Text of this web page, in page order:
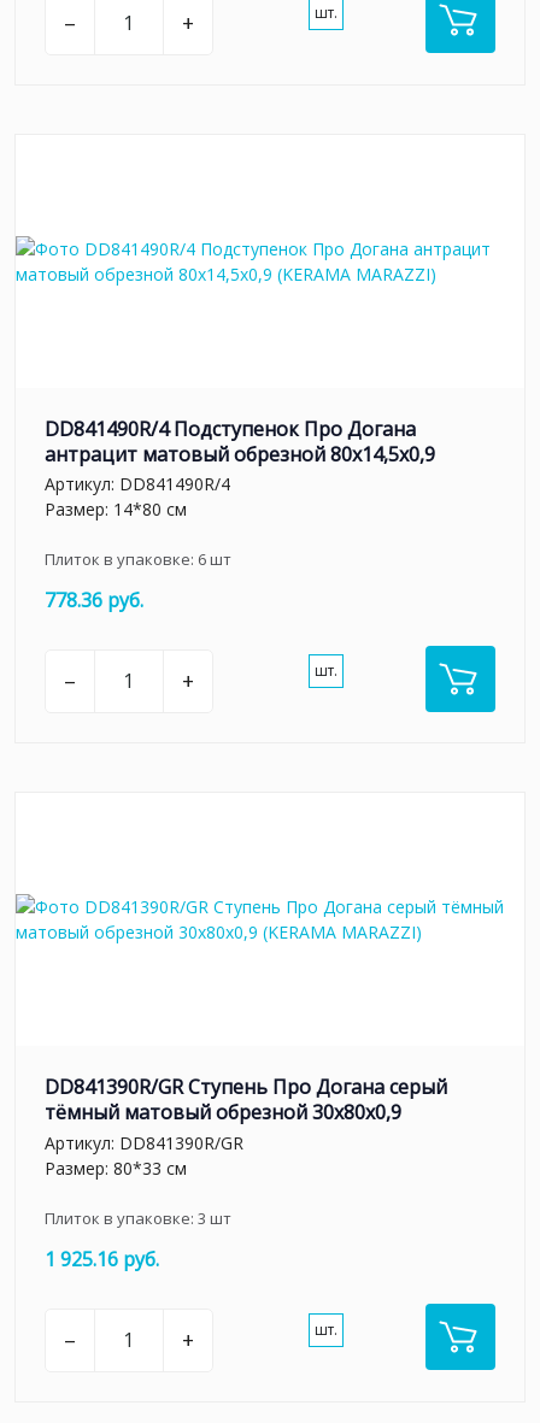
– + шт.
DD841490R/4 Подступенок Про Догана
антрацит матовый обрезной 80x14,5x0,9
Артикул: DD841490R/4
Размер: 14*80 см
Плиток в упаковке: 6шт
778.36 руб.
– + шт.
DD841390R/GR Ступень Про Догана серый
тёмный матовый обрезной 30x80x0,9
Артикул: DD841390R/GR
Размер: 80*33 см
Плиток в упаковке: 3 шт
1 925.16 руб.
– + шт.